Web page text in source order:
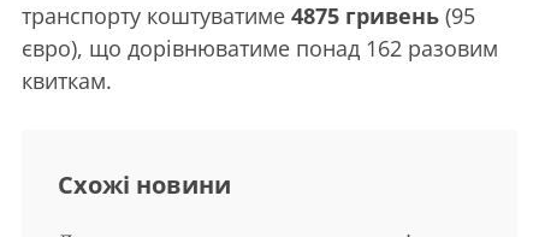
транспорту коштуватиме 4875 гривень (95
євро), що дорівнюватиме понад 162 разовим
квиткам.
Схожі новини